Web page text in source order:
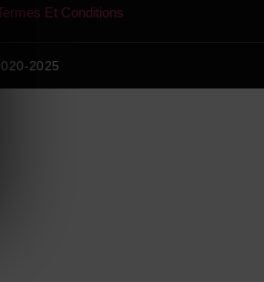
Et Conditions
2025